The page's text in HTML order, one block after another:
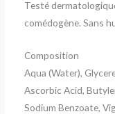
Testé
comédogène. Sans
Composition
Aqua (Water),
Ascorbic Acid,
Sodium Benzoate,